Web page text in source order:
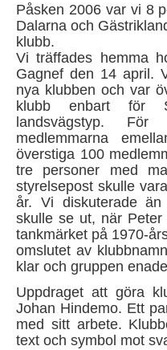
Påsken 2006 var vi 8
Dalarna och
klubb.
Vi träffades hemma
Gagnef den 14 april.
nya klubben och var
klubb enbart för
landsvägstyp.
medlemmarna
överstiga 100
tre personer med
styrelsepost skulle
år. Vi diskuterade
skulle se ut, när
tankmärket på 1970-
omslutet av
klar och gruppen
Uppdraget att göra
Johan Hindemo. Ett
med sitt arbete.
text och symbol mot